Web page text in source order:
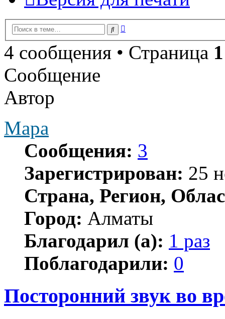
Поиск
4 сообщения • Страница 1
Сообщение
Автор
Мара
Сообщения: 3
Зарегистрирован: 25
Страна, Регион,
Город: Алматы
Благодарил (а): 1 раз
Поблагодарили: 0
Посторонний звук во